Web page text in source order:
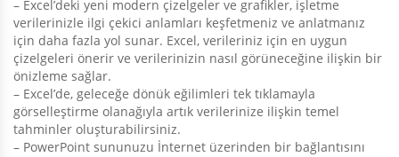
– Excel’deki yeni modern çizelgeler ve grafikler, işletme
verilerinizle ilgi çekici anlamları keşfetmeniz ve anlatmanız
için daha fazla yol sunar. Excel, verileriniz için en uygun
çizelgeleri önerir ve verilerinizin nasıl görüneceğine ilişkin bir
önizleme sağlar.
– Excel’de, geleceğe dönük eğilimleri tek tıklamayla
görselleştirme olanağıyla artık verilerinize ilişkin temel
tahminler oluşturabilirsiniz.
– PowerPoint sununuzu İnternet üzerinden bir bağlantısını